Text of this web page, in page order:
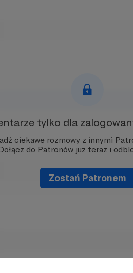
tylko dla
ciekawe rozmowy z innymi
do Patronów już teraz i
Zostań Patronem